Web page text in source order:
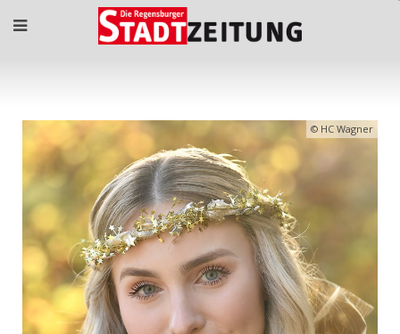
HC Wagner